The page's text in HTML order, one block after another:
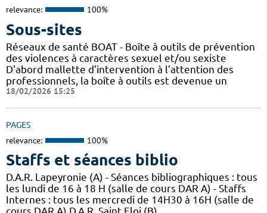
relevance: 100%
Sous-sites
Réseaux de santé BOAT - Boîte à outils de prévention
des violences à caractères sexuel et/ou sexiste
D'abord mallette d’intervention à l’attention des
professionnels, la boîte à outils est devenue un
18/02/2026 15:25
PAGES
relevance: 100%
Staffs et séances biblio
D.A.R. Lapeyronie (A) - Séances bibliographiques : tous
les lundi de 16 à 18 H (salle de cours DAR A) - Staffs
Internes : tous les mercredi de 14H30 à 16H (salle de